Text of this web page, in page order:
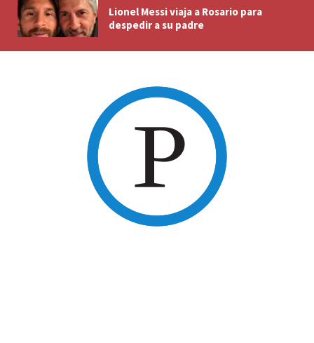
Lionel Messi viaja a Rosario para
despedir a su padre